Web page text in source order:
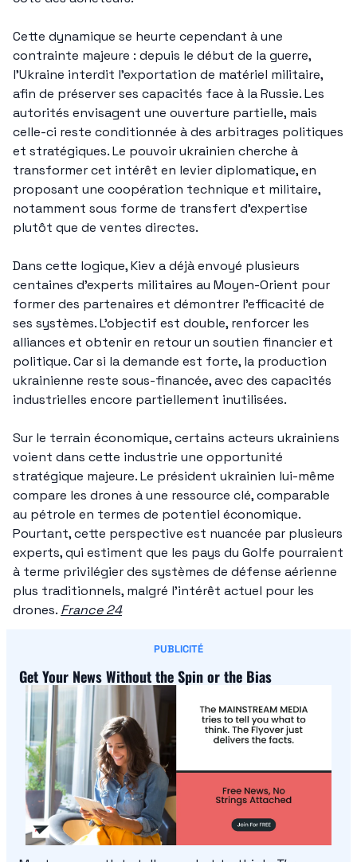
Cette dynamique se heurte cependant à une
contrainte majeure : depuis le début de la guerre,
l’Ukraine interdit l’exportation de matériel militaire,
afin de préserver ses capacités face à la Russie. Les
autorités envisagent une ouverture partielle, mais
celle-ci reste conditionnée à des arbitrages politiques
et stratégiques. Le pouvoir ukrainien cherche à
transformer cet intérêt en levier diplomatique, en
proposant une coopération technique et militaire,
notamment sous forme de transfert d’expertise
plutôt que de ventes directes.
Dans cette logique, Kiev a déjà envoyé plusieurs
centaines d’experts militaires au Moyen-Orient pour
former des partenaires et démontrer l’efficacité de
ses systèmes. L’objectif est double, renforcer les
alliances et obtenir en retour un soutien financier et
politique. Car si la demande est forte, la production
ukrainienne reste sous-financée, avec des capacités
industrielles encore partiellement inutilisées.
Sur le terrain économique, certains acteurs ukrainiens
voient dans cette industrie une opportunité
stratégique majeure. Le président ukrainien lui-même
compare les drones à une ressource clé, comparable
au pétrole en termes de potentiel économique.
Pourtant, cette perspective est nuancée par plusieurs
experts, qui estiment que les pays du Golfe pourraient
à terme privilégier des systèmes de défense aérienne
plus traditionnels, malgré l’intérêt actuel pour les
drones. France 24
PUBLICITÉ
Get Your News Without the Spin or the Bias